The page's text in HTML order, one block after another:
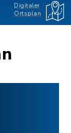
Digitaler
Ortsplan